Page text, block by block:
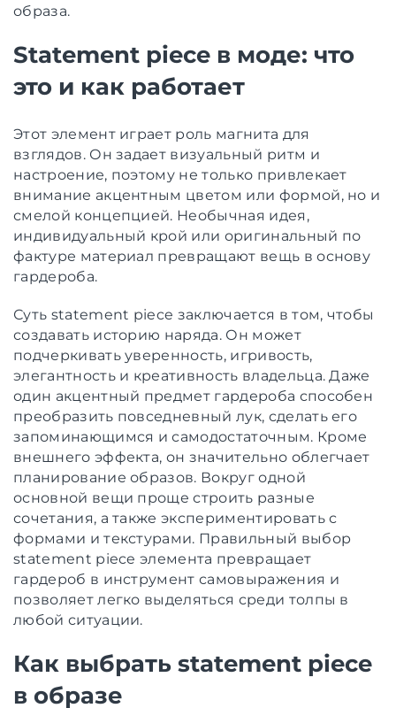
образа.
Statement piece в моде: что
это и как работает
Этот элемент играет роль магнита для
взглядов. Он задает визуальный ритм и
настроение, поэтому не только привлекает
внимание акцентным цветом или формой, но и
смелой концепцией. Необычная идея,
индивидуальный крой или оригинальный по
фактуре материал превращают вещь в основу
гардероба.
Суть statement piece заключается в том, чтобы
создавать историю наряда. Он может
подчеркивать уверенность, игривость,
элегантность и креативность владельца. Даже
один акцентный предмет гардероба способен
преобразить повседневный лук, сделать его
запоминающимся и самодостаточным. Кроме
внешнего эффекта, он значительно облегчает
планирование образов. Вокруг одной
основной вещи проще строить разные
сочетания, а также экспериментировать с
формами и текстурами. Правильный выбор
statement piece элемента превращает
гардероб в инструмент самовыражения и
позволяет легко выделяться среди толпы в
любой ситуации.
Как выбрать statement piece
в образе